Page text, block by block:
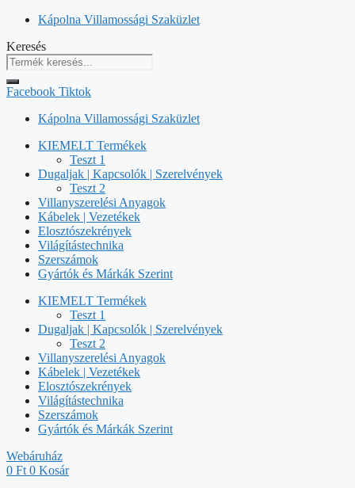
Kilépés
tartalomba
Kápolna Villamossági Szaküzlet
Keresés
Facebook Tiktok
Kápolna Villamossági Szaküzlet
KIEMELT Termékek
Teszt 1
Dugaljak | Kapcsolók | Szerelvények
Teszt 2
Villanyszerelési Anyagok
Kábelek | Vezetékek
Elosztószekrények
Világítástechnika
Szerszámok
Gyártók és Márkák Szerint
KIEMELT Termékek
Teszt 1
Dugaljak | Kapcsolók | Szerelvények
Teszt 2
Villanyszerelési Anyagok
Kábelek | Vezetékek
Elosztószekrények
Világítástechnika
Szerszámok
Gyártók és Márkák Szerint
Webáruház
0 Ft 0 Kosár